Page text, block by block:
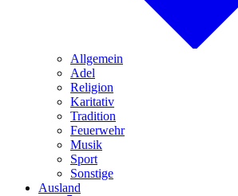
Allgemein
Adel
Religion
Karitativ
Tradition
Feuerwehr
Musik
Sport
Sonstige
Ausland